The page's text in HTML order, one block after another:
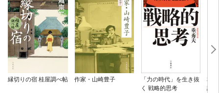
縁切りの宿 桂屋調べ帖 作家・山崎豊子
「力の時代」を生き抜
く 戦略的思考
本
話）